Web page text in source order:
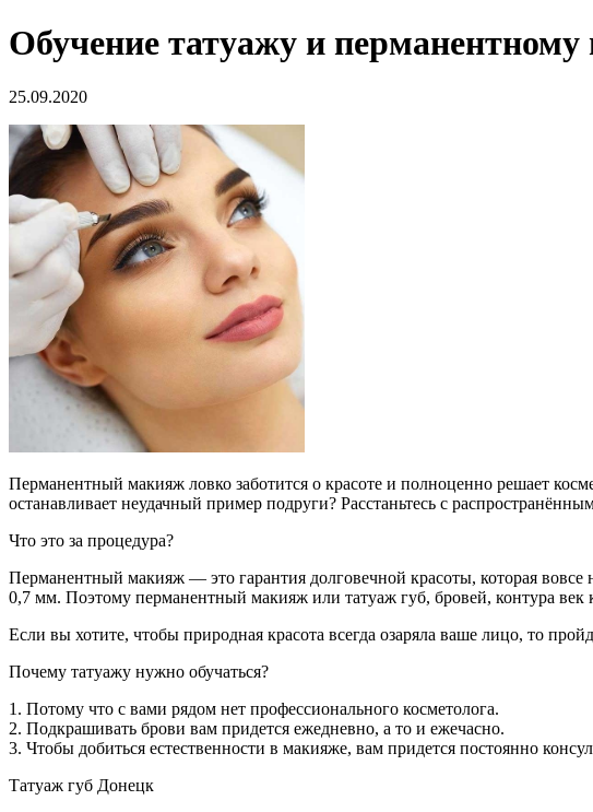
Обучение татуажу и
25.09.2020
Перманентный макияж ловко заботится о красоте и полноценно решает
останавливает неудачный пример подруги? Расстаньтесь с
Что это за процедура?
Перманентный макияж — это гарантия долговечной красоты, которая
0,7 мм. Поэтому перманентный макияж или татуаж губ, бровей, контура
Если вы хотите, чтобы природная красота всегда озаряла ваше лицо, то
Почему татуажу нужно обучаться?
1. Потому что с вами рядом нет профессионального косметолога.
2. Подкрашивать брови вам придется ежедневно, а то и ежечасно.
3. Чтобы добиться естественности в макияже, вам придется постоянно
Татуаж губ Донецк